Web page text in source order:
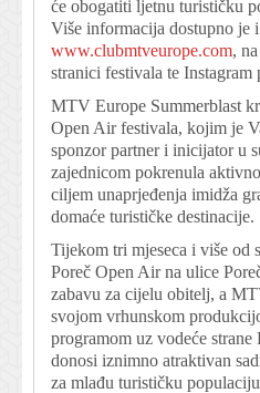
će obogatiti ljetnu turističku
Više informacija dostupno je
www.clubmtveurope.com,
stranici festivala te Instagram
MTV Europe Summerblast
Open Air festivala, kojim je
sponzor partner i inicijator u
zajednicom pokrenula
ciljem unaprjeđenja imidža
domaće turističke destinacije.
Tijekom tri mjeseca i više od
Poreč Open Air na ulice
zabavu za cijelu obitelj, a
svojom vrhunskom
programom uz vodeće
donosi iznimno atraktivan
za mlađu turističku